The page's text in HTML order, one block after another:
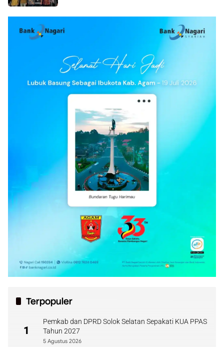
Terpopuler
1
Pemkab dan DPRD Solok Selatan Sepakati KUA PPAS
Tahun 2027
5 Agustus 2026